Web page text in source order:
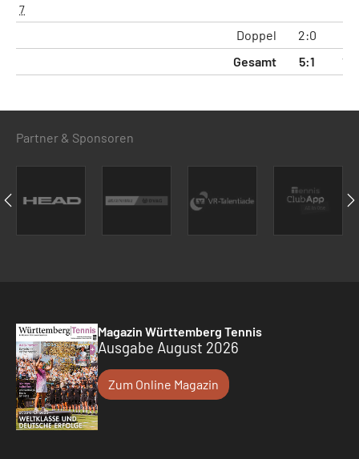
7
Doppel 2:0
Gesamt
5:1
Partner & Sponsoren
Magazin Württemberg Tennis
Ausgabe August 2026
Zum Online Magazin